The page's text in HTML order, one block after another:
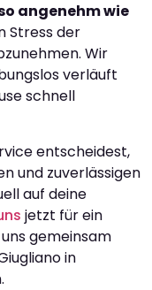
angenehm wie
Stress der
Wir
verläuft
schnell
entscheidest,
und zuverlässigen
auf deine
jetzt für ein
gemeinsam
in